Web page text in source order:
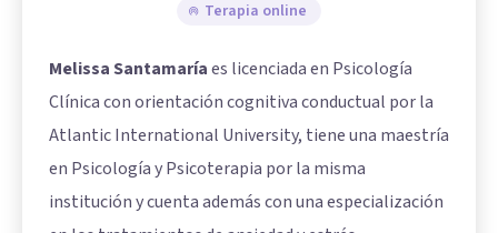
Terapia online
Melissa Santamaríaes licenciada en Psicología
Clínica con orientación cognitiva conductual por la
Atlantic International University, tiene una maestría
en Psicología y Psicoterapia por la misma
institución y cuenta además con una especialización